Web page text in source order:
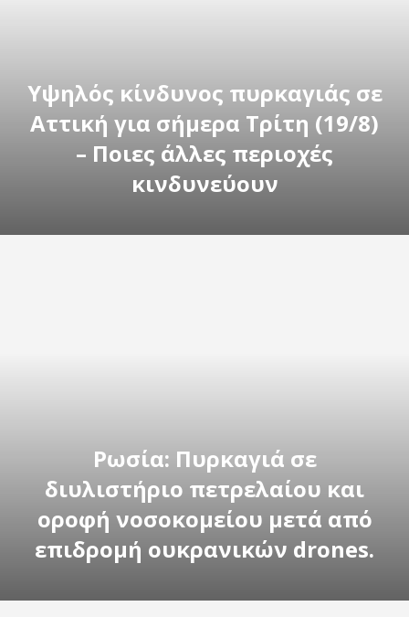
Υψηλός κίνδυνος πυρκαγιάς σε
Αττική για σήμερα Τρίτη (19/8)
– Ποιες άλλες περιοχές
κινδυνεύουν
Ρωσία: Πυρκαγιά σε
διυλιστήριο πετρελαίου και
οροφή νοσοκομείου μετά από
επιδρομή ουκρανικών drones.